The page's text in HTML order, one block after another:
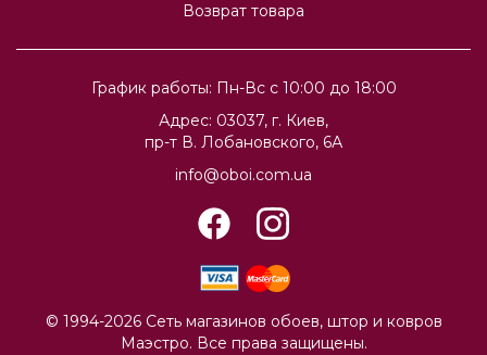
График работы: Пн-Вс с 10:00 до 18:00
Адрес: 03037, г. Киев,
пр-т В. Лобановского, 6А
info@oboi.com.ua
Возврат товара
© 1994-2026 Сеть магазинов обоев, штор и ковров
Маэстро. Все права защищены.